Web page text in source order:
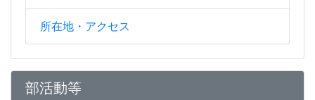
所在地・アクセス
部活動等